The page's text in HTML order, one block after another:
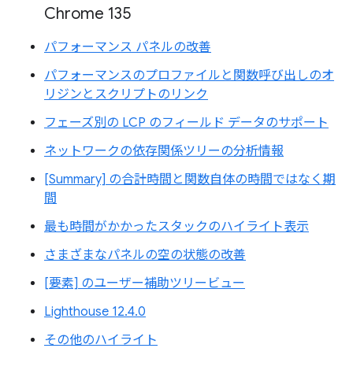
Chrome 135
パフォーマンス パネルの改善
パフォーマンスのプロファイルと関数呼び出しのオ
リジンとスクリプトのリンク
フェーズ別の LCP のフィールド データのサポート
ネットワークの依存関係ツリーの分析情報
[Summary] の合計時間と関数自体の時間ではなく期
間
最も時間がかかったスタックのハイライト表示
さまざまなパネルの空の状態の改善
[要素] のユーザー補助ツリービュー
Lighthouse 12.4.0
その他のハイライト